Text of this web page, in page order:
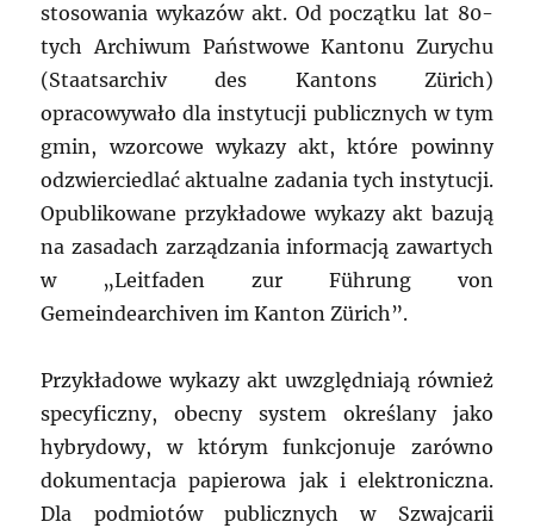
stosowania wykazów akt. Od początku lat 80-
tych Archiwum Państwowe Kantonu Zurychu
(Staatsarchiv des Kantons Zürich)
opracowywało dla instytucji publicznych w tym
gmin, wzorcowe wykazy akt, które powinny
odzwierciedlać aktualne zadania tych instytucji.
Opublikowane przykładowe wykazy akt bazują
na zasadach zarządzania informacją zawartych
w „Leitfaden zur Führung von
Gemeindearchiven im Kanton Zürich”.
Przykładowe wykazy akt uwzględniają również
specyficzny, obecny system określany jako
hybrydowy, w którym funkcjonuje zarówno
dokumentacja papierowa jak i elektroniczna.
Dla podmiotów publicznych w Szwajcarii